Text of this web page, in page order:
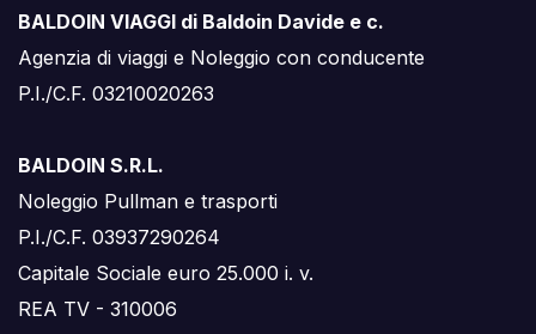
BALDOIN VIAGGI di Baldoin Davide e c.
Agenzia di viaggi e Noleggio con conducente
P.I./C.F. 03210020263
BALDOIN S.R.L.
Noleggio Pullman e trasporti
P.I./C.F. 03937290264
Capitale Sociale euro 25.000 i. v.
REA TV - 310006